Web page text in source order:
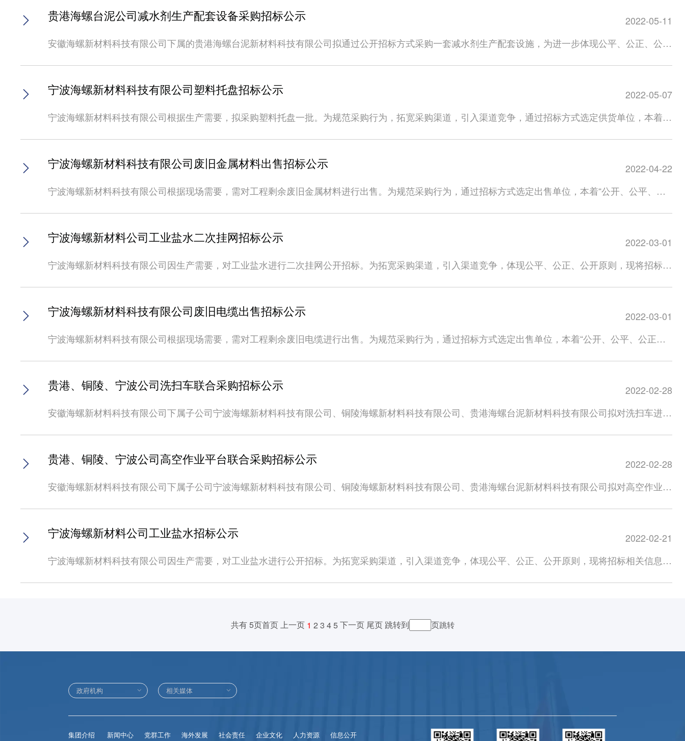
材料（一）须提供三证合一的营业执照、开户许可证等资质证明材料复印件，以及响应第二条中的业绩合同等资料，并加盖投标单位公章发送邮件至宁波海
期；如发现虚假文件或内容，将取消其投标资格（招标单位保留资格后审的权利）。（三）如非法人代表登记报名需同时上传单位授权委托书（加盖公章及
对公缴纳至宁波海螺新材料科技有限公司指定账户，任何情况下标书费不予退还，投标保证金则按招标文件中的相关规定予以无息退还或扣除。五、投标报
价原则1．投标单位所投价格应为发货至招标人指定地点的所有费用，一票制综合含税到厂价，开具有效的增值税专用发票。2．投标单位没有对招标文件
的实质性要求和条件作出响应的，按废标处理。六、招标时间节点（一）公示及报名时间：2023年5月26日至2023年6月1日。（二）资质审核时间：2023
月23日14:00。七、投标保证金缴纳信息公司名称：宁波海螺新材料科技有限公司开 户 行：中国银行宁波骆驼支行帐 号： 4052 4999 9969八、招标人信息
公司名称：宁波海螺新材料科技有限公司公司地址：浙江省宁波市镇海区澥浦镇宁波石化经济开发区明海北路2588号宁波海螺新材料科技有限公司。联 系
人：俞俊杰 18356946005邮 箱：nbxcl_conch@126.com招标人：宁波海螺新材料科技有限公司2023年5月26日
海螺新材料科技有限公司。 投标申请人须具备的条件（一）投标单位必须具备独立法人资格，且为一般纳税人，能开具税率为13%的增值税专用发票，提
供资质合法有效。（二）投标单位必须为冷冻机组设备专业生产、制造厂家（不接受贸易型企业），注册资本金不低于5000万元。（三）投标单位从事冷
冻机组设备加工、制造、销售三年以上，提供2020年-2022年经营业绩（不少于10份合同）。（四）公司近三年内无不良及不诚信记录，具备良好的资信状
况和财务状况，无重大诉讼案件，未被法院或金融机构列入失信被执行人。（五）具有良好的售后服务能力，能够满足产品的技术服务要求。（六）投标人
未被海螺集团及其所属或管理企业列入不守信名单。三、投标申请人需提供的报名材料（一）须提供三证合一的营业执照、开户许可证等资质证明材料复印
上传的资质证明材料必须真实、有效，保证合同执行期间有关文件、证件处于有效期；如发现虚假文件或内容，将取消其投标资格（招标单位保留资格后审
及投标保证金8000元。标书费在资质审核结束后收到资格审查通知书后缴纳，缴纳标书费后方可领取标书；投标保证金必须在开标日期前缴纳（以到账时
一票制综合含税到厂价，开具有效的增值税专用发票。2．投标单位没有对招标文件的实质性要求和条件作出响应的，按废标处理。六、招标时间节点
（一）公示及报名时间：2023年5月24日至2023年5月30日。（二）资质审核时间：2023年5月31日。（三）标书发售时间：2023年5月31日至2023年6月5
日。（四）投标时间：2023年6月6日至2023年6月21日14:00。（五）开标时间：2023年6月21日14:00。七、投标保证金缴纳信息公司名称：宁波海螺新
波市镇海区澥浦镇宁波石化经济开发区明海北路2588号宁波海螺新材料科技有限公司。联 系 人：俞俊杰 18356946005邮 箱：nbxcl_conch@126.com招标
人：宁波海螺新材料科技有限公司2023年5月24日
贵港海螺台泥公司减水剂生产配套设备采购招标公示
2022-05-11
安徽海螺新材料科技有限公司下属的贵港海螺台泥新材料科技有限公司拟通过公开招标方式采购一套减水剂生产配套设施，为进一步体现公平、公正、公开
公司。二、投标申请人须具备的条件：1.本次招标为公开招标，投标人必须具备独立法人资格，必须能提供合规、合法、有效增值税专用发票；2.具备相关
经营许可生产厂家、代理商及贸易商；3.股权结构中有含有相同股东关联人或相同法人的，只接受其中之一供应商;4.未被海螺公司及相关联公司列入不守信
名单。三、报名投标人需提供的材料：投标人须提供企业营业执照、银行开户许可证、企业法人授权书、授权代表本人身份证（以上均提供副本复印件加盖
单位公章，原件备查），联系人电话，可附单位经营业绩介绍等文字说明，需注明投标标段，以上材料发送至招标人公司邮箱（hlconchbgs@163.com），
并联系招标联系人进行报名。招标人有权对投标材料中的真实性予以进一步核实。四、投标注意事项：投标人在报价时应综合考虑供货在生产、运输、雨季
成则终止合同，停止供货。五、投标申请人需提供的报名材料投标人需承担与递交投标文件有关的费用，投标申请人公司资质审核通过，投标人以投标公司
标人将视为非响应性投标而予以拒绝 ，并取消投标资格。招标单位最迟在书面合同签订后10个工作日内无息退还投标保证金，标书费不予退还。六、报
8:00-5月19日18:00。5.标书发售时间：5月20日8:00-5月25日18:00。资格审查通过的单位于2022年5月25日18:00前缴纳标书费（以我方到账时间为准），
招标人确认收到相关费用后，进行发放标书；6.投标保证金缴纳及报价时间: 投标保证金需在投标截止时间2022年6月9日15:00前缴纳，报价截止时间为
2022年6月9日15:00，报价未密封、逾期投标报价均视为弃标。7.开标时间和地点:开标时间为2022年6月9日15:00；开标地点为贵港海螺台泥新材料科技有
账号：20459701040012246开 户 行：农业银行贵港江北支行固定电话：0775-4650099联 系 人：莫先生 18977565475电子邮箱： hlconchbgs@163.com
本次招标为公开招标，报名材料须在规定时间内提供，逾期不予受理；本次招标投标申请人的资格需经招标专业组评审和尽职调查来确定，通过资格评审的
公司可凭招标资格预审结果通知书参与投标。贵港海螺台泥新材料科技有限公司2022年5月11日
宁波海螺新材料科技有限公司塑料托盘招标公示
2022-05-07
宁波海螺新材料科技有限公司根据生产需要，拟采购塑料托盘一批。为规范采购行为，拓宽采购渠道，引入渠道竞争，通过招标方式选定供货单位，本着
厂为准二、准入条件：1.投标单位必须具备独立法人资格，且为一般纳税人，营业执照注册资本金不低于100万元，提供有效的营业执照。2.投标单位为塑
料托盘专业生产、制造厂家，或具有制造厂家授权的经销商，经销商需提供相关授权证明；3.公司近三年内无不良及不诚信记录，具备良好的资信状况和财
务状况。4.具有良好的售后服务能力，能够满足产品的技术服务要求。5.投标人未被海螺集团及其所属或管理企业列入不守信名单；6.投标人不得为失信被
执行人（信用中国网站）；7.法律、行政法规、招标文件规定的其他条件。三、招标文件获取与递交凡有意参加投标者，请于2022年5月6日-2022年5月12
日（北京时间，下同）。将投标人或受委托人身份证（复印件）、营业执照（复印件并盖章）、公司简介及投标所需的资质审查全部材料发送至招标人邮箱
缴纳标书费用人民币100元,以转账或电汇方式缴纳，在任何情况下标书费不予退还），投标截止日为2022年6月1日14:00，开评标时间暂定2022年6月1
理。投标人在提交投标文件时，应以转账或电汇方式交纳投标保证金人民币10000元整（壹万元整）。以上费用缴纳必须以投标单位账户进行对公转账，任
方指定位置产生的费用。五、联系方式招 标 人：宁波海螺新材料科技有限公司地 址：浙江省宁波市镇海区石化经济技术开发区明海北路2588号。联系方
技有限公司2022年5月6日
宁波海螺新材料科技有限公司废旧金属材料出售招标公示
2022-04-22
宁波海螺新材料科技有限公司根据现场需要，需对工程剩余废旧金属材料进行出售。为规范采购行为，通过招标方式选定出售单位，本着“公开、公平、公
及实际出售数量为准。二、投标申请人须具备的条件：1、营业执照等相关资质齐全，具备处置废旧物资及相关资质。2、公司无不良及不诚信记录,具备良
好的资信状况和财务状况。3、公司注册资金不得低于10万。三、投标申请人须注意事项1、投标单位必须具备独立法人资格，提供合法有效的公司经营资
质（包括但不限于营业执照副本）证明材料复印件（加盖公司章）。2、中标单位因安全管理不善造成车辆及人员伤害，由中标单位承担一切责任，与招标
单位无关。3、所有投标单位可到提货现场对待处置废旧金属材料进行实地勘察，如因未进行现场勘查或勘查不仔细使得中标后出现对待出售废旧金属材料
价格、数量的异议，由投标/中标单位自行承担，招标方不承担任何责任。4、凡有意参加投标者，请于2022年4月21日-4月24日,将投标人或受委托人身份证
格的报名投标人予以发放标书，发放标书时间为2022年4月25日-4月29日（注：获取投标文件需缴纳标书费用人民币50元,以转账或电汇方式缴纳，在任何
质后审，即投标后招标方对投标方所递交的资质材料及生产现场做进一步核查，若不符合招标方要求，按废标处理。6、投标人在提交投标文件时，应以转
标文件内的价格包含：（1）待出售标的物费用；（2）往返现场车辆及现场提货的物流、工程机械和人工成本；（3）现场安全防护措施及其他成本。五、
先生/15910180360报名材料须在规定时间内提供，逾期不予受理。特此公告。招标人：宁波海螺新材料科技有限公司2022年4月20日
宁波海螺新材料公司工业盐水二次挂网招标公示
2022-03-01
宁波海螺新材料科技有限公司因生产需要，对工业盐水进行二次挂网公开招标。为拓宽采购渠道，引入渠道竞争，体现公平、公正、公开原则，现将招标相
12月31日。二、投标申请人须具备的条件1、工商营业执照、资质证书在有效期内，近1年内征信情况良好，注册资本金须达到50万以上（含50万元）；能
提供合法、合规、有效的增值税专用发票且具有独立承担民事责任的能力。2、具有独立法人资格的各生产企业或一级代理商，有固定的生产营业场所，具
备一定储存能力。所提供产品需为经属地环保部门认可的非危废或固废品。3、报名单位须配合招标单位对货物源头情况进行现场核实，对于不能配合到源
头进行核实或不满足质量、供货及存在相关环保风险的，招标单位将视其为无效报名。4、经销企业股权结构中的大股东、实际控制人或法定代表人相同
的，只接受其中之一。5、具备良好的资信和财务状况，未被法院、金融机构或海螺集团下属各公司列入失信黑名单。三、投标申请人需提供的报名材料
（ygcg.material.conch.cn）注册时扫描上传。2、投标人上传的资质证明材料必须真实、有效，保证合同执行期间有关证件、文件处于有效期；如发现虚假
四、经审核通过的投标人可使用在海螺新材料阳光采购平台注册的账号在规定时间内登录进行投标。具体操作流程可在海螺新材料阳光采购平台网页界面右
金按中标总金额的2%收取（精确到万元整），不足1万元的按照1万元收取。取得供应权的单位，在签订合同前转账至中标的相应子公司账户（汇款时，务
必在摘要栏注明 “合同履约保证金”）。对于未按中标通知规定的时间内签订合同的或足额交纳合同履约保证金的，招标人将取消其中标资格并没收投标保证
金，同时取消其在海螺新材料两年内的投标及合作资格。中标单位和未中标单位的投标保证金待书面合同签订后10个工作日内由宁波海螺新材料科技有限
单位不得以其他理由提涨价格。3、合同签订并正常供货后整1个月为试用期，在此期间如连续3次或累计4次出现供货质量不合格退货保供不及时影响生产
等情形，合同自行终止，买方有权扣除卖方所缴纳合同履约金并追偿由此造成损失。七、具体时间安排1、公示时间及方式：2022年3月1日10:00至2022年
3月8日10:00在海螺新材料阳光采购平台（ygcg.material.conch.cn）、海螺集团官网进行公示，以海螺新材料阳光采购平台为载体实施公开招标。2、报名
时间：2022年3月1日10:00至2022年3月8日10:00。3、资质审核时间：2022年3月8日10:00至2022年3月13日10:00。4、标书发售时间：2022年3月8日
10:00至2022年3月13日10:00，在海螺新材料阳光采购平台上下载标书。5、投标时间：2022年3月13日10:00至2022年3月28日10:00，在海螺新材料阳光
采购平台上进行投标。6、开标时间：2022年3月28日10:00，开标地点：宁波海螺公司会议室。八、招标人信息公司名称：宁波海螺新材料科技有限公司公
在海螺新材料阳光物资采购平台上进行，网址：ygcg.material.conch.cn，具体操作事宜请登陆网站后下载供应商操作手册，如有疑问可向我公司联系人咨
宁波海螺新材料科技有限公司废旧电缆出售招标公示
2022-03-01
宁波海螺新材料科技有限公司根据现场需要，需对工程剩余废旧电缆进行出售。为规范采购行为，通过招标方式选定出售单位，本着“公开、公平、公正、
等相关资质齐全，具备处置废旧物资及相关资质。2、公司无不良及不诚信记录,具备良好的资信状况和财务状况。3、公司注册资金不得低于10万。三、投
标申请人须注意事项1、投标单位必须具备独立法人资格，提供合法有效的公司经营资质（包括但不限于营业执照副本）证明材料复印件（加盖公司章）。
2、中标单位因安全管理不善造成车辆及人员伤害，由中标单位承担一切责任，与招标单位无关。3、所有投标单位可到提货现场对待处置废旧电缆进行实
地勘察，如因未进行现场勘查或勘查不仔细使得中标后出现对待出售废旧电缆价格、数量的异议，由投标/中标单位自行承担，招标方不承担任何责任。4、
凡有意参加投标者，请于2022年3月1日-3月4日（北京时间，下同）。将投标人或受委托人身份证（复印件）、营业执照（复印件并盖章）、公司简介及投
日-3月10日（注：获取投标文件需缴纳标书费用人民币50元,以转账或电汇方式缴纳，在任何情况下标书费不予退还），投标截止日为2022年3月10日
产现场做进一步核查，若不符合招标方要求，按废标处理。6、投标人在提交投标文件时，应以转账或电汇方式交纳投标保证金人民币5000元整（伍仟元
返现场车辆及现场提货的物流、工程机械和人工成本；（3）现场安全防护措施及其他成本。五、联系方式招 标 人：宁波海螺新材料科技有限公司地 址：
予受理。特此公告。招标人：宁波海螺新材料科技有限公司2022年2月28日
贵港、铜陵、宁波公司洗扫车联合采购招标公示
2022-02-28
安徽海螺新材料科技有限公司下属子公司宁波海螺新材料科技有限公司、铜陵海螺新材料科技有限公司、贵港海螺台泥新材料科技有限公司拟对洗扫车进行
铜陵经济技术开发区东部园区新安江大道；贵港海螺台泥新材料科技有限公司：广西贵港市覃塘区三里镇甘化园区。3.标的数量：子公司物资名称计量单位
采购数量技术要求铜陵公司8吨洗扫车台1详见招标文件宁波公司8吨洗扫车台1贵港公司8吨洗扫车台14. 合同有效期：2022年4月1日-2023年3月31日。二、
投标申请人须具备的条件1.工商营业执照、资质证书（含代理证书等）在有效期内，近1年内征信情况良好，注册资本金须达到1亿元人民币以上（含1亿
元）；能提供合法、合规、有效的增值税专用发票且具有独立承担民事责任的能力。2.投标单位需为设备的生产厂家，企业股权结构中的大股东、实际控制
人或法定代表人相同的，只接受其中之一。3.未被法院、金融机构或海螺集团下属各公司列入失信黑名单。三、投标申请人需提供的报名材料投标人须提供
单位公章，原件备查），可附单位经营业绩介绍等文字说明，以上材料发送至招标人公司邮箱（hlconchbgs@163.com），并联系招标联系人进行报名。招
一律不予退还，投标保证金为20000元（贰万元整）,费用通过对公转账至公司账户，未按规定交纳该费用，招标人将视为非响应性投标而予以拒绝。如未中
的将视为废标。3.招标标的价格在合同约定期限内均固定不变，中标单位不得以其他理由提涨价格。六、具体时间安排1.本次招标为公开招标，凡有意参加
投标者可登陆信e采官网、海螺集团官网查看详情，信e采招标采购电子交易平台（https://www.xinecai.com/）；安徽海螺集团有限责任公司：
在投标截止时间2022年3月29日15:00前缴纳，报价截止时间为2022年3月29日15:00，报价未密封、逾期投标报价均视为弃标。7.开标时间和地点:开标时间
为2022年3月29日15:00；开标地点为贵港海螺台泥新材料科技有限公司二楼视频会议室,开标时不邀请投标人。七、标书费、投标保证金交纳信息招标人：
贵港海螺台泥新材料科技有限公司招标人地址：广西贵港市覃塘区三里镇甘化园区公司账号：20459701040012246开 户 行：农业银行贵港江北支行固定电
话：0775-4650099联 系 人：莫先生 18977565475电子邮箱： hlconchbgs@163.com本次招标为公开招标，报名材料须在规定时间内提供，逾期不予受
贵港、铜陵、宁波公司高空作业平台联合采购招标公示
2022-02-28
安徽海螺新材料科技有限公司下属子公司宁波海螺新材料科技有限公司、铜陵海螺新材料科技有限公司、贵港海螺台泥新材料科技有限公司拟对高空作业平
安徽省铜陵市铜陵经济技术开发区东部园区新安江大道；贵港海螺台泥新材料科技有限公司：广西贵港市覃塘区三里镇甘化园区。3.标的数量：子公司物资
名称计量单位采购数量技术要求铜陵公司剪叉式高空作业平台台1详见招标文件宁波公司剪叉式高空作业平台台1贵港公司剪叉式高空作业平台台14. 合同有
效期：2022年4月1日-2023年3月31日。二、投标申请人须具备的条件1.工商营业执照、资质证书（含代理证书等）在有效期内，近1年内征信情况良好，注
册资本金须达到1亿元人民币以上（含1亿元）；能提供合法、合规、有效的增值税专用发票且具有独立承担民事责任的能力。2.投标单位需为设备的生产厂
家，企业股权结构中的大股东、实际控制人或法定代表人相同的，只接受其中之一。3.未被法院、金融机构或海螺集团下属各公司列入失信黑名单。三、投
（hlconchbgs@163.com），并联系招标联系人进行报名。招标人有权对投标材料中的真实性予以进一步核实。四、标书费、保证金交纳要求投标时投标单
交纳该费用，招标人将视为非响应性投标而予以拒绝。如未中标，则招标人在发布《未中标通知书》后10个工作日内无息退还投标保证金，如中标则作为
值税专用发票。2.投标人需响应招标文件要求，不响应招标文件要求的将视为废标。3.招标标的价格在合同约定期限内均固定不变，中标单位不得以其他理
（https://www.xinecai.com/）；安徽海螺集团有限责任公司：http://www.chinaconch.com/（新闻中心-信息公示）。2.公示招标信息时间:2022年2月28日
8:00-2022年3月7日18:00。3.报名起止时间: 2022年2月28日8:00-2022年3月7日18:00。4.资质审核时间: 2022年2月28日8:00-2022年3月7日18:00。5.标书
宁波海螺新材料公司工业盐水招标公示
2022-02-21
宁波海螺新材料科技有限公司因生产需要，对工业盐水进行公开招标。为拓宽采购渠道，引入渠道竞争，体现公平、公正、公开原则，现将招标相关信息公
提供产品需为经属地环保部门认可的非危废或固废品。3、报名单位须配合招标单位对货物源头情况进行现场核实，对于不能配合到源头进行核实或不满足
描上传。2、投标人上传的资质证明材料必须真实、有效，保证合同执行期间有关证件、文件处于有效期；如发现虚假文件或内容，将取消其投标资格，报
名时需备注参与标的。3、如非法人代表登记报名，需同时上传单位授权委托书（盖行政公章及法定代表人私章）。四、经审核通过的投标人可使用在海螺
五、标书费、保证金交纳要求本次招标收取每家投标单位标书费人民币100元整，交纳投标保证金人民币2万元。标书费及投标保证金均以银行转账方式交
共有 5页首页 上一页 1 2 3 45下一页 尾页跳转到 页
集团介绍 新闻中心 党群工作 海外发展 社会责任 企业文化 人力资源 信息公开